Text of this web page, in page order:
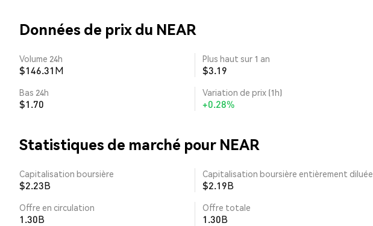
Données de prix du NEAR
Volume 24h
$146.31M
Plus haut sur 1 an
$3.19
Bas 24h
$1.70
Variation de prix (1h)
+0.28%
Statistiques de marché pour NEAR
Capitalisation boursière
$2.23B
Capitalisation boursière entièrement diluée
$2.19B
Offre en circulation
1.30B
Offre totale
1.30B